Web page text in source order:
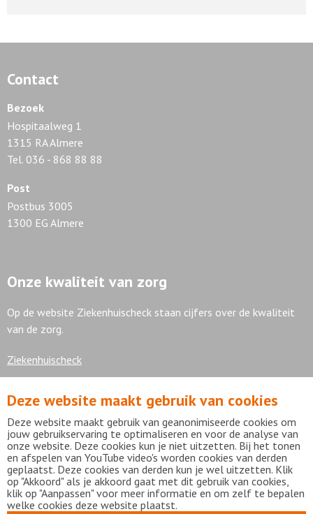
Contact
Bezoek
Hospitaalweg 1
1315 RA Almere
Tel. 036 - 868 88 88
Post
Postbus 3005
1300 EG Almere
Onze kwaliteit van zorg
Op de website Ziekenhuischeck staan cijfers over de kwaliteit
van de zorg.
Ziekenhuischeck
7,9
Bekijk alle waarderingen
Deze website maakt gebruik van cookies
Deze website maakt gebruik van geanonimiseerde cookies om
jouw gebruikservaring te optimaliseren en voor de analyse van
onze website. Deze cookies kun je niet uitzetten. Bij het tonen
en afspelen van YouTube video's worden cookies van derden
geplaatst. Deze cookies van derden kun je wel uitzetten. Klik
op "Akkoord" als je akkoord gaat met dit gebruik van cookies,
klik op "Aanpassen" voor meer informatie en om zelf te bepalen
welke cookies deze website plaatst.